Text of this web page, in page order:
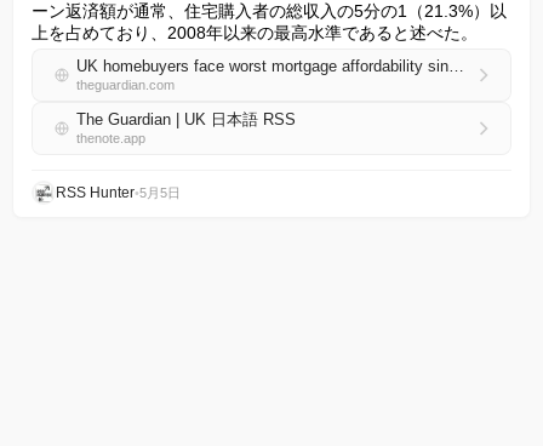
ーン返済額が通常、住宅購入者の総収入の5分の1（21.3%）以
上を占めており、2008年以来の最高水準であると述べた。
UK homebuyers face worst mortgage affordability since 2008, data shows
theguardian.com
The Guardian | UK 日本語 RSS
thenote.app
RSS Hunter•5月5日